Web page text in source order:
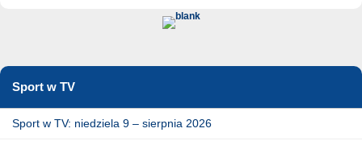
Sport w TV
Sport w TV: niedziela 9 – sierpnia 2026